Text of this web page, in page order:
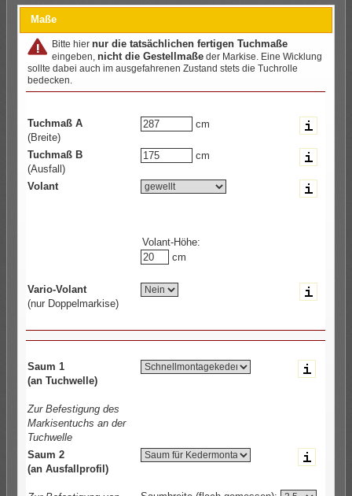
Maße
Bitte hiernur die tatsächlichen fertigen Tuchmaße
eingeben,nicht die Gestellmaße der Markise. Eine Wicklung
sollte dabei auch im ausgefahrenen Zustand stets die Tuchrolle
bedecken.
Tuchmaß A
(Breite)
cm
Tuchmaß B
(Ausfall)
cm
Volant
Volant-Höhe:
cm
Vario-Volant
(nur Doppelmarkise)
Saum 1
(an Tuchwelle)
Zur Befestigung des
Markisentuchs an der
Tuchwelle
Saum 2
(an Ausfallprofil)